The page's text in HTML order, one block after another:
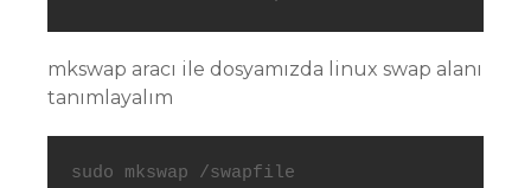
mkswap aracı ile dosyamızda linux swap alanı
tanımlayalım
sudo mkswap /swapfile